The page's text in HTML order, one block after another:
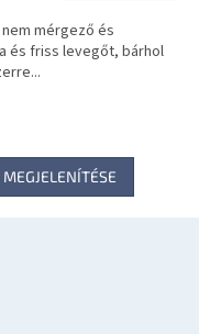
mérgező és
és friss levegőt, bárhol